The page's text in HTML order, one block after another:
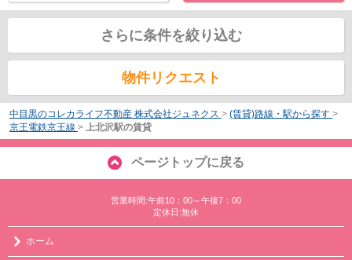
さらに条件を絞り込む
物件リクエスト
中目黒のコレカライフ不動産 株式会社ジュネクス > (賃貸)路線・駅から探す >
京王電鉄京王線 > 上北沢駅の賃貸
ページトップに戻る
営業時間:午前10：00～午後7：00
定休日:無休
ホーム